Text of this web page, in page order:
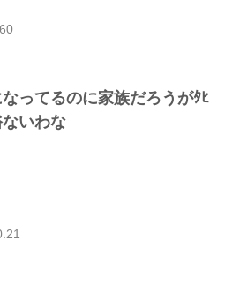
ってるのに家族だろうがﾀﾋ
いわな